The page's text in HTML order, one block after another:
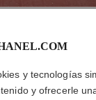
y tecnologías
y ofrecerle